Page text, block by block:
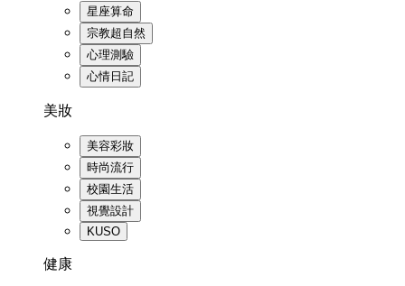
星座算命
宗教超自然
心理測驗
心情日記
美妝
美容彩妝
時尚流行
校園生活
視覺設計
KUSO
健康